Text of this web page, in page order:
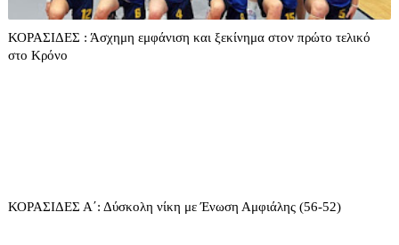
ΚΟΡΑΣΙΔΕΣ : Άσχημη εμφάνιση και ξεκίνημα στον πρώτο τελικό
στο Κρόνο
ΚΟΡΑΣΙΔΕΣ Α΄: Δύσκολη νίκη με Ένωση Αμφιάλης (56-52)